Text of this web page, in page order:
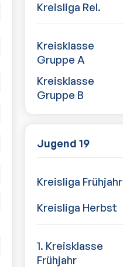
Kreisliga Rel.
Kreisklasse
Gruppe A
Kreisklasse
Gruppe B
Jugend 19
Kreisliga Frühjahr
Kreisliga Herbst
1. Kreisklasse
Frühjahr